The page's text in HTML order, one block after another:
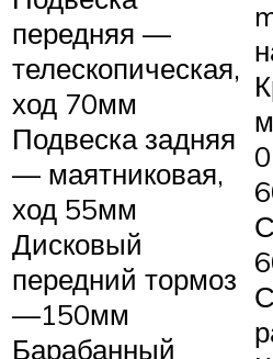
передняя —
телескопическая,
ход 70мм
Подвеска задняя
— маятниковая,
ход 55мм
Дисковый
передний тормоз
—150мм
Барабанный